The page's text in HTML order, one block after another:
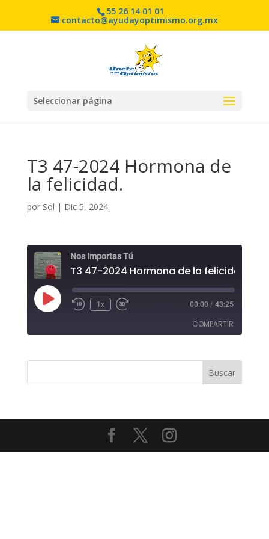
55 26 14 01 01
contacto@ayudayoptimismo.org.mx
Seleccionar página
T3 47-2024 Hormona de
la felicidad.
por Sol | Dic 5, 2024
Nos Importas Tú
T3 47-2024 Hormona de la felicidad.
Reproducir
episodio
1x 00:00 / 43:25
COMPARTIR
TIR
ENLACE